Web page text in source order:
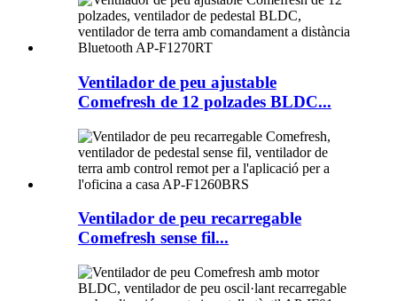
Ventilador de peu ajustable
Comefresh de 12 polzades BLDC...
Ventilador de peu recarregable
Comefresh sense fil...